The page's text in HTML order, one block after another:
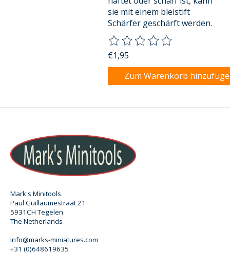
sie mit einem bleistift
Schärfer geschärft werden.
Die Bewertung dieses
€1,95
Zum Warenkorb
Mark's Minitools
Paul Guillaumestraat 21
5931CH Tegelen
The Netherlands
Info@marks-miniatures.com
+31 (0)648619635